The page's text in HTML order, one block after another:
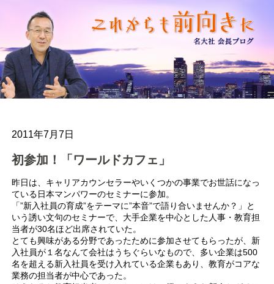
2011年7月7日
初参加！「ワールドカフェ」
昨日は、キャリアカウンセラーやいくつかの事業でお世話になっ
ている日本マンパワーのセミナーに参加。
「”新入社員の育成”をテーマに”本音”で語り合いませんか？」と
いう誘い文句のセミナーで、大手企業を中心とした人事・教育担
当者が30名ほど出席されていた。
とても興味がある分野であったために参加させてもらったが、新
入社員が１名なんて会社はうちぐらいなもので、多い企業は500
名を超える新入社員を受け入れている企業もあり、教育がコアな
業務の担当者が中心であった。